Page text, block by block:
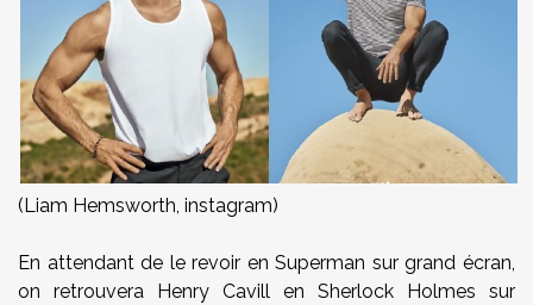
(Liam Hemsworth, instagram)
En attendant de le revoir en Superman sur grand écran,
on retrouvera Henry Cavill en Sherlock Holmes sur